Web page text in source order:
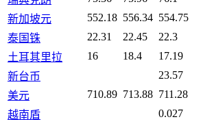
新加坡元
552.18 556.34 554.75
泰国铢
22.31 22.45
22.3
土耳其里拉
16 18.4
17.19
新台币
23.57
美元
710.89 713.88 711.28
越南盾
0.027